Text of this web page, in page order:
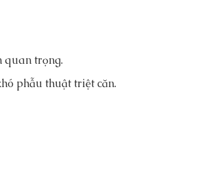
quan trọng.
phẫu thuật triệt căn.